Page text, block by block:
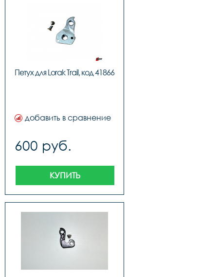
Петух для Lorak Trail, код 41866
добавить в сравнение
600 руб.
КУПИТЬ